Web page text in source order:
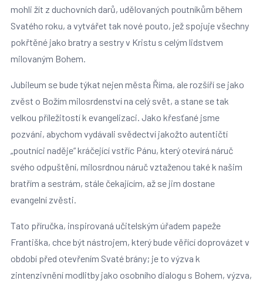
mohli žít z duchovních darů, udělovaných poutníkům během
Svatého roku, a vytvářet tak nové pouto, jež spojuje všechny
pokřtěné jako bratry a sestry v Kristu s celým lidstvem
milovaným Bohem.
Jubileum se bude týkat nejen města Říma, ale rozšíří se jako
zvěst o Božím milosrdenství na celý svět, a stane se tak
velkou příležitostí k evangelizaci. Jako křesťané jsme
pozváni, abychom vydávali svědectví jakožto autentičtí
„poutníci naděje“ kráčející vstříc Pánu, který otevírá náruč
svého odpuštění, milosrdnou náruč vztaženou také k našim
bratřím a sestrám, stále čekajícím, až se jim dostane
evangelní zvěsti.
Tato příručka, inspirovaná učitelským úřadem papeže
Františka, chce být nástrojem, který bude věřící doprovázet v
období před otevřením Svaté brány; je to výzva k
zintenzivnění modlitby jako osobního dialogu s Bohem, výzva,